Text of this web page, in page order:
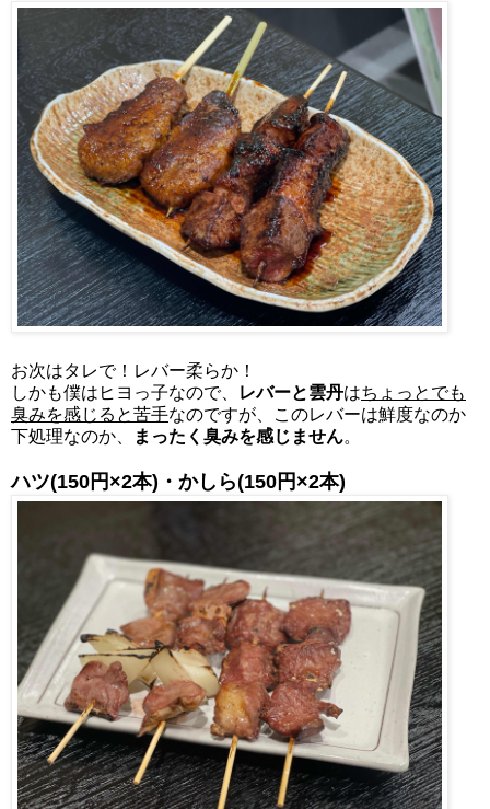
お次はタレで！レバー柔らか！
しかも僕はヒヨっ子なので、
レバーと雲丹はちょっとでも
臭みを感じると苦手なのですが、このレバーは鮮度なのか
下処理なのか、
まったく臭みを感じません。
ハツ(150円×2本)・かしら(150円×2本)